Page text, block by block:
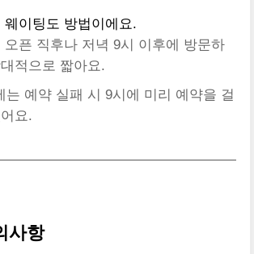
웨이팅도 방법이에요.
오픈 직후나 저녁 9시 이후에 방문하
적으로 짧아요.
는 예약 실패 시 9시에 미리 예약을 걸
요.
사항